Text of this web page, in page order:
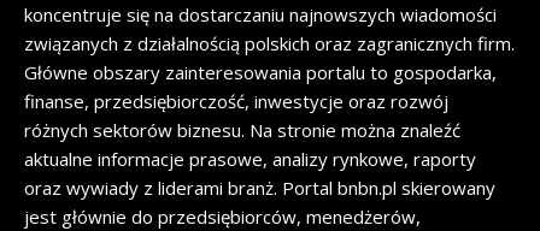
koncentruje się na dostarczaniu najnowszych wiadomości
związanych z działalnością polskich oraz zagranicznych firm.
Główne obszary zainteresowania portalu to gospodarka,
finanse, przedsiębiorczość, inwestycje oraz rozwój
różnych sektorów biznesu. Na stronie można znaleźć
aktualne informacje prasowe, analizy rynkowe, raporty
oraz wywiady z liderami branż. Portal bnbn.pl skierowany
jest głównie do przedsiębiorców, menedżerów,